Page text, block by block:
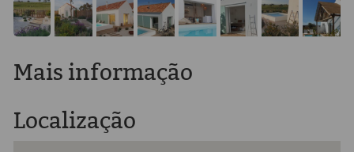
Mais informação
Localização